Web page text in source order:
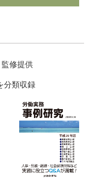
監修提供
分類収録